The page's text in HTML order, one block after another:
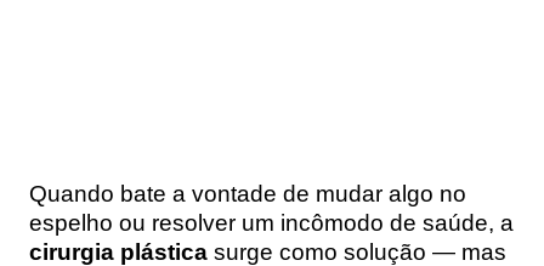
Quando bate a vontade de mudar algo no
espelho ou resolver um incômodo de saúde, a
cirurgia plástica surge como solução — mas